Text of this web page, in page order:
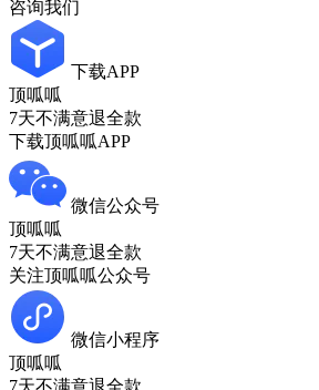
咨询我们
下载APP
顶呱呱
7天不满意退全款
下载顶呱呱APP
微信公众号
顶呱呱
7天不满意退全款
关注顶呱呱公众号
微信小程序
顶呱呱